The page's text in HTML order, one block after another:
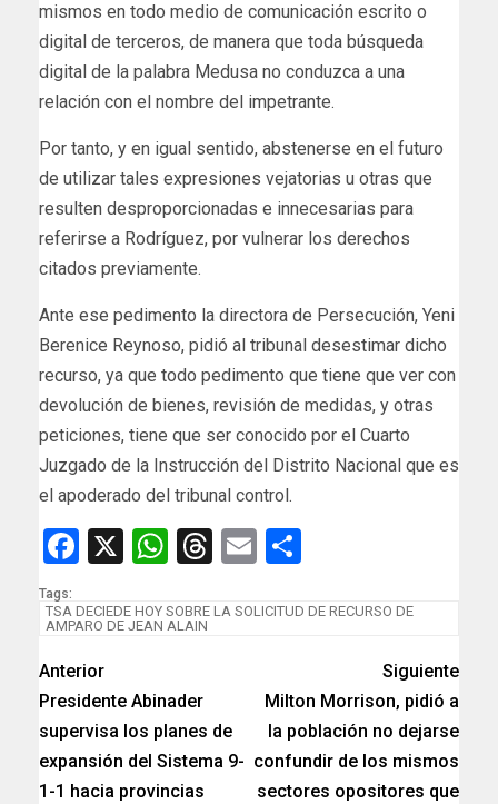
mismos en todo medio de comunicación escrito o
digital de terceros, de manera que toda búsqueda
digital de la palabra Medusa no conduzca a una
relación con el nombre del impetrante.
Por tanto, y en igual sentido, abstenerse en el futuro
de utilizar tales expresiones vejatorias u otras que
resulten desproporcionadas e innecesarias para
referirse a Rodríguez, por vulnerar los derechos
citados previamente.
Ante ese pedimento la directora de Persecución, Yeni
Berenice Reynoso, pidió al tribunal desestimar dicho
recurso, ya que todo pedimento que tiene que ver con
devolución de bienes, revisión de medidas, y otras
peticiones, tiene que ser conocido por el Cuarto
Juzgado de la Instrucción del Distrito Nacional que es
el apoderado del tribunal control.
Facebook
X WhatsApp
Threads
Email
Tags:
TSA DECIEDE HOY SOBRE LA SOLICITUD DE RECURSO DE
AMPARO DE JEAN ALAIN
Anterior
Presidente Abinader
supervisa los planes de
expansión del Sistema 9-
1-1 hacia provincias
Siguiente
Milton Morrison, pidió a
la población no dejarse
confundir de los mismos
sectores opositores que